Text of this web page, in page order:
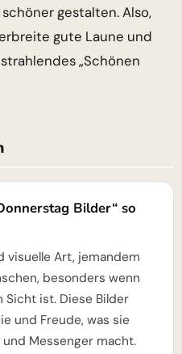
gestalten. Also,
gute Laune und
„Schönen
Bilder“ so
visuelle Art, jemandem
besonders wenn
Sicht ist. Diese Bilder
und Freude, was sie
Messenger macht.